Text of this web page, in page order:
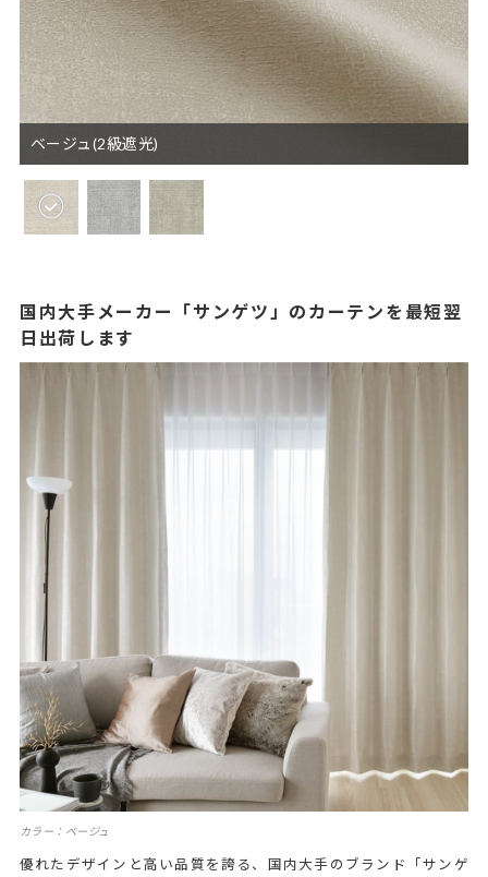
ベージュ(2級遮光)
国内大手メーカー「サンゲツ」のカーテンを最短翌
日出荷します
カラー：ベージュ
優れたデザインと高い品質を誇る、国内大手のブランド「サンゲ